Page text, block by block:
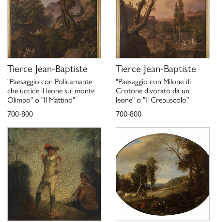
Tierce Jean-Baptiste
"Paesaggio con Polidamante
che uccide il leone sul monte
Olimpo" o "Il Mattino"
700-800
Tierce Jean-Baptiste
"Paesaggio con Milone di
Crotone divorato da un
leone" o "Il Crepuscolo"
700-800